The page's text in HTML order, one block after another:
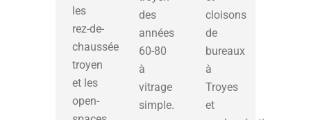
les
rez-de-
chaussée
troyen
et les
open-
des
années
60-80
à
vitrage
simple.
cloisons
de
bureaux
à
Troyes
et